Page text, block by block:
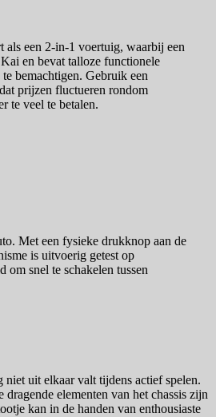
een 2-in-1 voertuig, waarbij een
en bevat talloze functionele
bemachtigen. Gebruik een
prijzen fluctueren rondom
te veel te betalen.
Met een fysieke drukknop aan de
is uitvoerig getest op
snel te schakelen tussen
uit elkaar valt tijdens actief spelen.
elementen van het chassis zijn
kan in de handen van enthousiaste